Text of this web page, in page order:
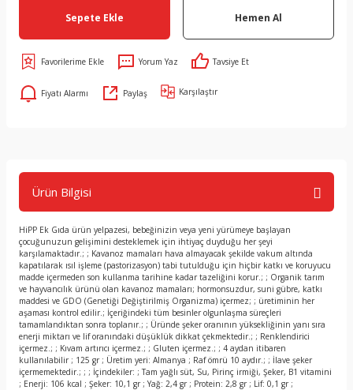
Sepete Ekle Hemen Al
Yorum Yaz Tavsiye Et
Fiyatı Alarmı Paylaş Karşılaştır
Ürün Bilgisi
HiPP Ek Gıda ürün yelpazesi, bebeğinizin veya yeni yürümeye başlayan
çocuğunuzun gelişimini desteklemek için ihtiyaç duyduğu her şeyi
karşılamaktadır.; ; Kavanoz mamaları hava almayacak şekilde vakum altında
kapatılarak ısıl işleme (pastorizasyon) tabi tutulduğu için hiçbir katkı ve koruyucu
madde içermeden son kullanma tarihine kadar tazeliğini korur.; ; Organik tarım
ve hayvancılık ürünü olan kavanoz mamaları; hormonsuzdur, suni gübre, katkı
maddesi ve GDO (Genetiği Değiştirilmiş Organizma) içermez; ; üretiminin her
aşaması kontrol edilir.; İçeriğindeki tüm besinler olgunlaşma süreçleri
tamamlandıktan sonra toplanır.; ; Üründe şeker oranının yüksekliğinin yanı sıra
enerji miktarı ve lif oranındaki düşüklük dikkat çekmektedir.; ; Renklendirici
içermez.; ; Kıvam artırıcı içermez.; ; Gluten içermez.; ; 4 aydan itibaren
kullanılabilir ; 125 gr ; Üretim yeri: Almanya ; Raf ömrü 10 aydır.; ; İlave şeker
içermemektedir.; ; ; İçindekiler: ; Tam yağlı süt, Su, Pirinç irmiği, Şeker, B1 vitamini
; Enerji: 106 kcal ; Şeker: 10,1 gr ; Yağ: 2,4 gr ; Protein: 2,8 gr ; Lif: 0,1 gr ;